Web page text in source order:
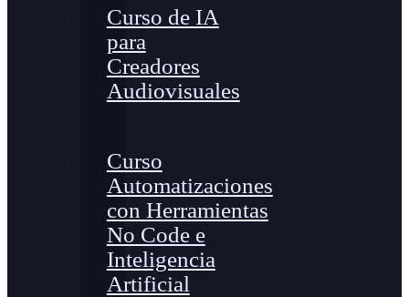
Curso de IA
para
Creadores
Audiovisuales
Curso
Automatizaciones
con Herramientas
No Code e
Inteligencia
Artificial